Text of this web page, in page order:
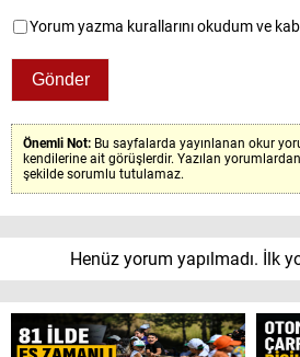
Yorum yazma kurallarını okudum ve
Önemli Not: Bu sayfalarda yayınlanan okur
kendilerine ait görüşlerdir. Yazılan
şekilde sorumlu tutulamaz.
Henüz yorum yapılmadı. İlk